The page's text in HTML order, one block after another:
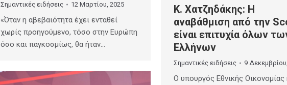
Σημαντικές ειδήσεις 12 Μαρτίου, 2025
«Όταν η αβεβαιότητα έχει ενταθεί
χωρίς προηγούμενο, τόσο στην Ευρώπη
όσο και παγκοσμίως, θα ήταν…
Κ. Χατζηδάκης: Η
αναβάθμιση από την
είναι επιτυχία όλων
Ελλήνων
Σημαντικές ειδήσεις 9
Ο υπουργός Εθνικής Οικονομίας